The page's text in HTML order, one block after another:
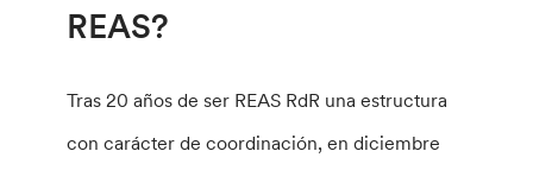
REAS?
Tras 20 años de ser REAS RdR una estructura
con carácter de coordinación, en diciembre